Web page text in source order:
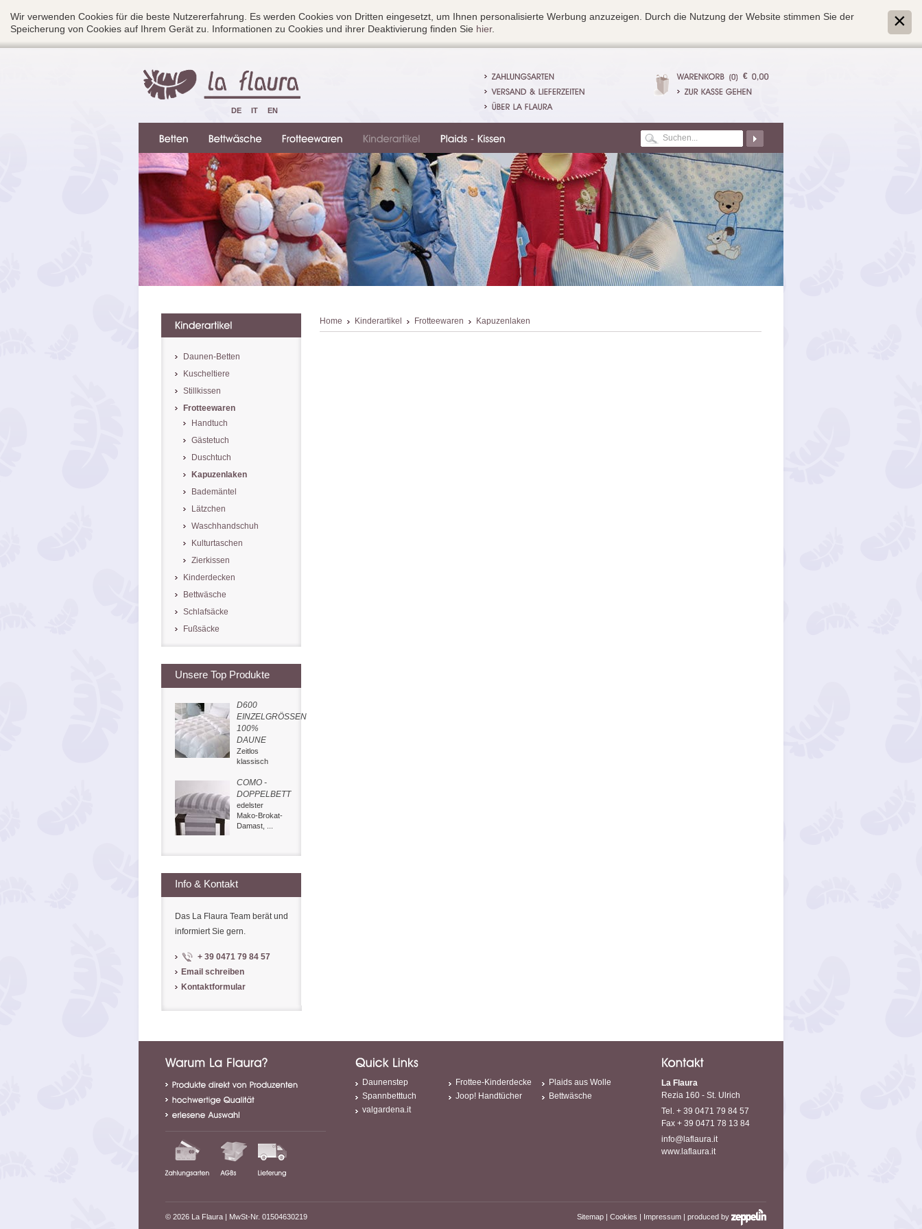
Wir verwenden Cookies für die beste Nutzererfahrung. Es werden Cookies von Dritten eingesetzt, um Ihnen personalisierte Werbung anzuzeigen. Durch die Nutzung der Website stimmen Sie der
Speicherung von Cookies auf Ihrem Gerät zu. Informationen zu Cookies und ihrer Deaktivierung finden Sie hier.
Home Kinderartikel Frotteewaren Kapuzenlaken
Daunen-Betten
Kuscheltiere
Stillkissen
Frotteewaren
Handtuch
Gästetuch
Duschtuch
Kapuzenlaken
Bademäntel
Lätzchen
Waschhandschuh
Kulturtaschen
Zierkissen
Kinderdecken
Bettwäsche
Schlafsäcke
Fußsäcke
Unsere Top Produkte
D600
EINZELGRÖSSEN
100%
DAUNE
Zeitlos
klassisch
COMO -
DOPPELBETT
edelster
Mako-Brokat-
Damast, ...
Info & Kontakt
Das La Flaura Team berät und
informiert Sie gern.
+ 39 0471 79 84 57
Email schreiben
Kontaktformular
DE IT EN
€
Daunenstep Frottee-Kinderdecke
Plaids aus Wolle
Spannbetttuch
Joop! Handtücher
Bettwäsche
valgardena.it
La Flaura
Rezia 160 - St. Ulrich
Tel. + 39 0471 79 84 57
Fax + 39 0471 78 13 84
info@laflaura.it
www.laflaura.it
© 2026 La Flaura| MwSt-Nr. 01504630219 Sitemap| Cookies | Impressum| produced by